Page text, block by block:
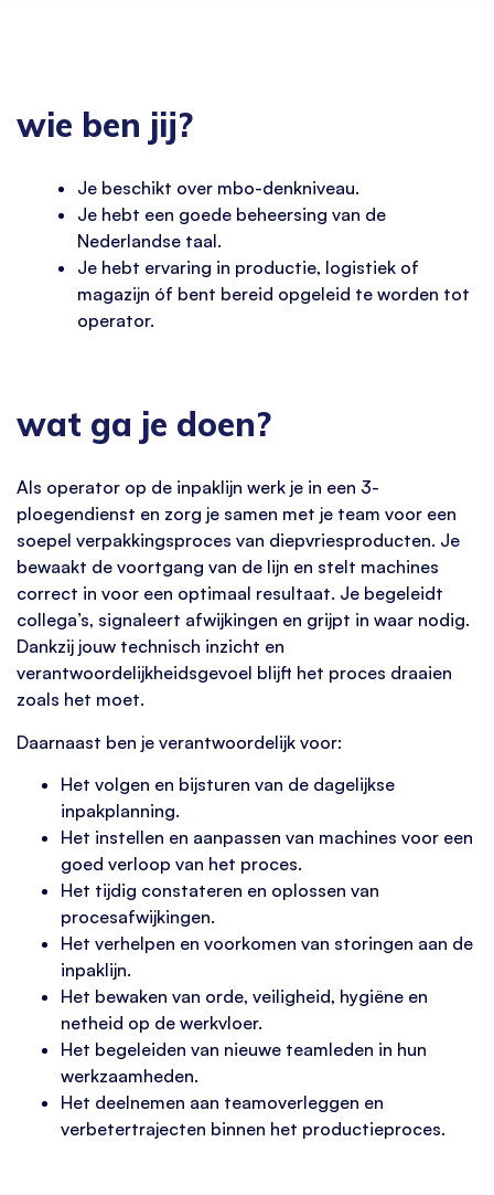
wie ben jij?
Je beschikt over mbo-denkniveau.
Je hebt een goede beheersing van de
Nederlandse taal.
Je hebt ervaring in productie, logistiek of
magazijn óf bent bereid opgeleid te worden tot
operator.
wat ga je doen?
Als operator op de inpaklijn werk je in een 3-
ploegendienst en zorg je samen met je team voor een
soepel verpakkingsproces van diepvriesproducten. Je
bewaakt de voortgang van de lijn en stelt machines
correct in voor een optimaal resultaat. Je begeleidt
collega’s, signaleert afwijkingen en grijpt in waar nodig.
Dankzij jouw technisch inzicht en
verantwoordelijkheidsgevoel blijft het proces draaien
zoals het moet.
Daarnaast ben je verantwoordelijk voor:
Het volgen en bijsturen van de dagelijkse
inpakplanning.
Het instellen en aanpassen van machines voor een
goed verloop van het proces.
Het tijdig constateren en oplossen van
procesafwijkingen.
Het verhelpen en voorkomen van storingen aan de
inpaklijn.
Het bewaken van orde, veiligheid, hygiëne en
netheid op de werkvloer.
Het begeleiden van nieuwe teamleden in hun
werkzaamheden.
Het deelnemen aan teamoverleggen en
verbetertrajecten binnen het productieproces.